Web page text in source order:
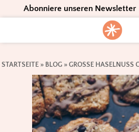
to
navigation
to
content
to
Abonniere unseren Newsletter
STARTSEITE» BLOG»GROSSE HASELNUSS